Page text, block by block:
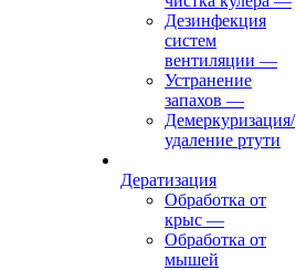
Дезинфекция
систем
вентиляции —
Устранение
запахов —
Демеркуризация/
удаление ртути
Дератизация
Обработка от
крыс —
Обработка от
мышей